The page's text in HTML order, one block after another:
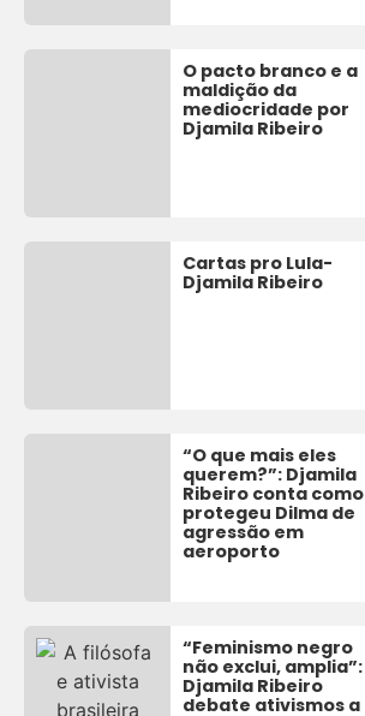
O pacto branco e a
maldição da
mediocridade por
Djamila Ribeiro
Cartas pro Lula-
Djamila Ribeiro
“O que mais eles
querem?”: Djamila
Ribeiro conta como
protegeu Dilma de
agressão em
aeroporto
“Feminismo negro
não exclui, amplia”:
Djamila Ribeiro
debate ativismos a